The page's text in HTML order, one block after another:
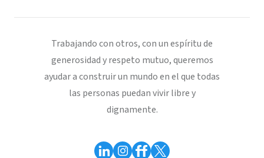
Trabajando con otros, con un espíritu de
generosidad y respeto mutuo, queremos
ayudar a construir un mundo en el que todas
las personas puedan vivir libre y
dignamente.